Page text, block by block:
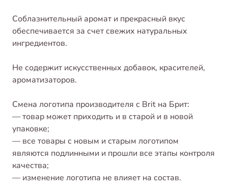
Соблазнительный аромат и прекрасный вкус
обеспечивается за счет свежих натуральных
ингредиентов.
Не содержит искусственных добавок, красителей,
ароматизаторов.
Смена логотипа производителя с Brit на Брит:
— товар может приходить и в старой и в новой
упаковке;
— все товары с новым и старым логотипом
являются подлинными и прошли все этапы контроля
качества;
— изменение логотипа не влияет на состав.